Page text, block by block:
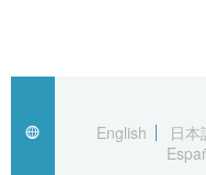
経済・ビジネス
国際
トップ
アーカイブ
In-depth
Japan DataEnglish
日本